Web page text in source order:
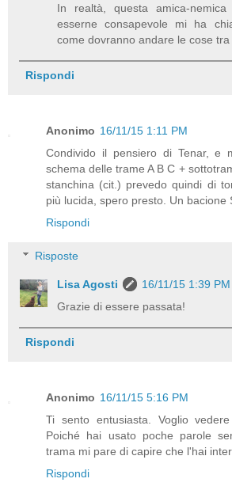
In realtà, questa amica-
esserne consapevole mi ha
come dovranno andare le cose tra
Rispondi
Anonimo 16/11/15 1:11 PM
Condivido il pensiero di Tenar, e
schema delle trame A B C +
stanchina (cit.) prevedo quindi di
più lucida, spero presto. Un bacione
Rispondi
Risposte
Lisa Agosti
16/11/15 1:39 PM
Grazie di essere passata!
Rispondi
Anonimo 16/11/15 5:16 PM
Ti sento entusiasta. Voglio
Poiché hai usato poche parole
trama mi pare di capire che l'hai
Rispondi